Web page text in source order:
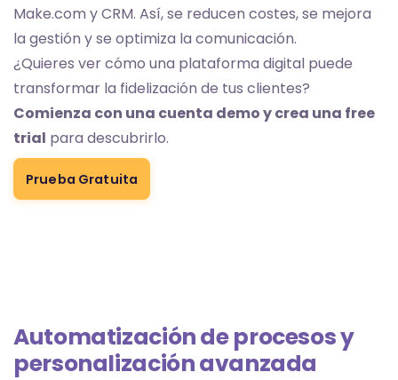
Make.com y CRM. Así, se reducen costes, se mejora
la gestión y se optimiza la comunicación.
¿Quieres ver cómo una plataforma digital puede
transformar la fidelización de tus clientes?
Comienza con una cuenta demo y crea una free
trial para descubrirlo.
Prueba Gratuita
Automatización de procesos y
personalización avanzada